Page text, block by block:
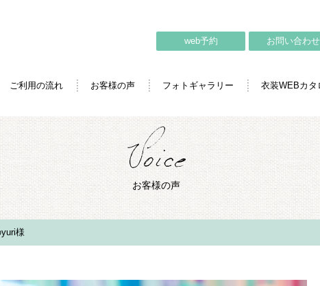
ご利用の流れ お客様の声 フォトギャラリー 衣装WEBカタ
web予約 お問い合わせ
お客様の声
様